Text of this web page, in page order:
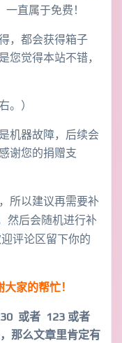
直属于免费！
，都会获得箱子
您觉得本站不错，
。）
机器故障，后续会
谢您的捐赠支
所以建议再需要补
然后会随机进行补
评论区留下你的
家的帮忙！
或者 123 或者
那么文章里肯定有